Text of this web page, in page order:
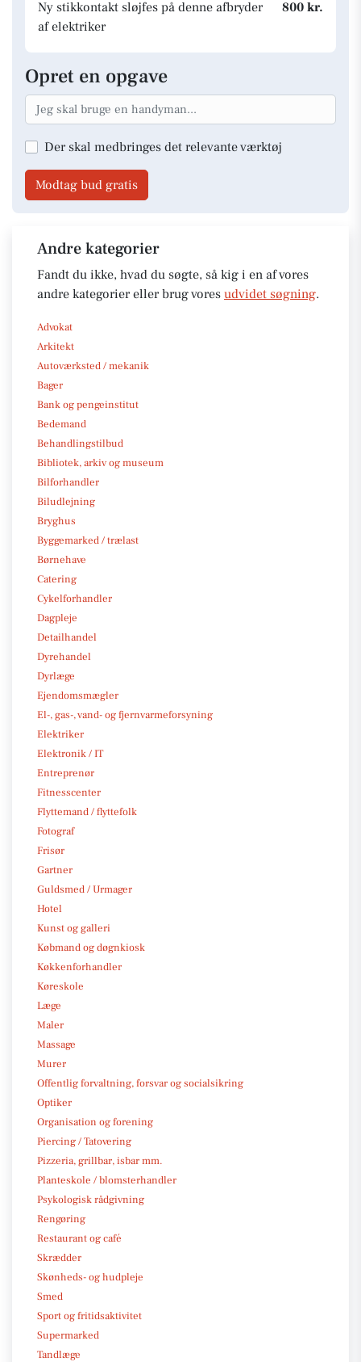
Ny stikkontakt sløjfes på denne afbryder
af elektriker
800 kr.
Opret en opgave
Der skal medbringes det relevante værktøj
Modtag bud gratis
Andre kategorier
Fandt du ikke, hvad du søgte, så kig i en af vores
andre kategorier eller brug vores udvidet søgning.
Advokat
Arkitekt
Autoværksted / mekanik
Bager
Bank og pengeinstitut
Bedemand
Behandlingstilbud
Bibliotek, arkiv og museum
Bilforhandler
Biludlejning
Bryghus
Byggemarked / trælast
Børnehave
Catering
Cykelforhandler
Dagpleje
Detailhandel
Dyrehandel
Dyrlæge
Ejendomsmægler
El-, gas-, vand- og fjernvarmeforsyning
Elektriker
Elektronik / IT
Entreprenør
Fitnesscenter
Flyttemand / flyttefolk
Fotograf
Frisør
Gartner
Guldsmed / Urmager
Hotel
Kunst og galleri
Købmand og døgnkiosk
Køkkenforhandler
Køreskole
Læge
Maler
Massage
Murer
Offentlig forvaltning, forsvar og socialsikring
Optiker
Organisation og forening
Piercing / Tatovering
Pizzeria, grillbar, isbar mm.
Planteskole / blomsterhandler
Psykologisk rådgivning
Rengøring
Restaurant og café
Skrædder
Skønheds- og hudpleje
Smed
Sport og fritidsaktivitet
Supermarked
Tandlæge